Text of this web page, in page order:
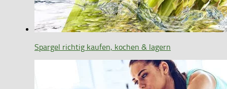
Spargel richtig kaufen, kochen & lagern